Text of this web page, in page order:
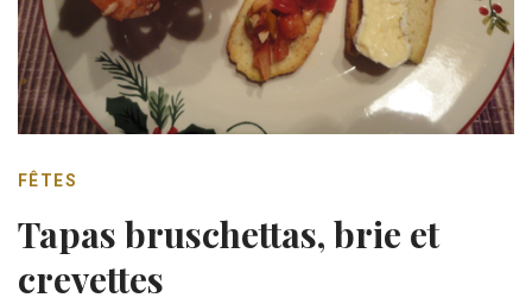
FÊTES
Tapas bruschettas, brie et
crevettes